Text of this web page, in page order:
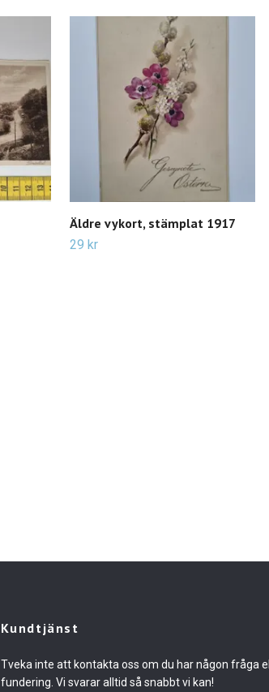
Äldre vykort, stämplat 1917
29 kr
Kundtjänst
Tveka inte att kontakta oss om du har någon fråga
fundering. Vi svarar alltid så snabbt vi kan!